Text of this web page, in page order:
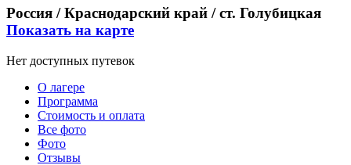
Россия / Краснодарский край / ст. Голубицкая
Показать на карте
Нет доступных путевок
О лагере
Программа
Стоимость и оплата
Все фото
Фото
Отзывы